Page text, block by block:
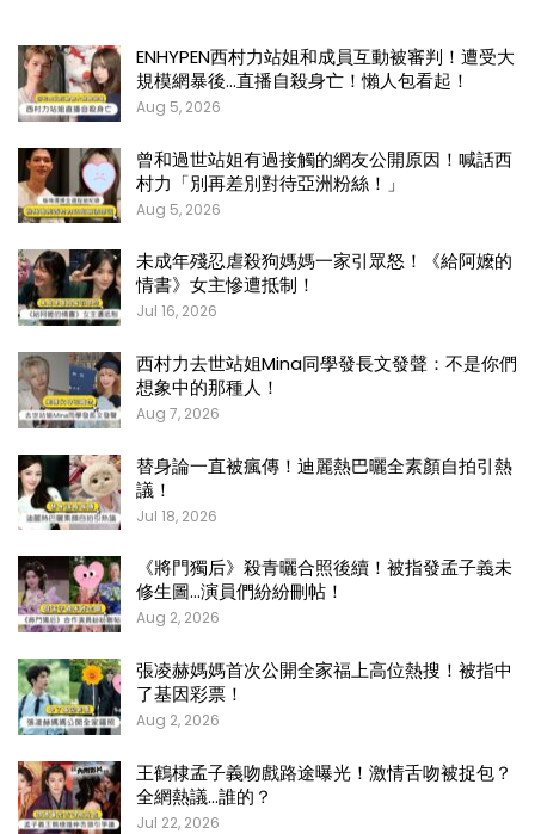
ENHYPEN西村力站姐和成員互動被審判！遭受大
規模網暴後…直播自殺身亡！懶人包看起！
Aug 5, 2026
曾和過世站姐有過接觸的網友公開原因！喊話西
村力「別再差別對待亞洲粉絲！」
Aug 5, 2026
未成年殘忍虐殺狗媽媽一家引眾怒！《給阿嬤的
情書》女主慘遭抵制！
Jul 16, 2026
西村力去世站姐Mina同學發長文發聲：不是你們
想象中的那種人！
Aug 7, 2026
替身論一直被瘋傳！迪麗熱巴曬全素顏自拍引熱
議！
Jul 18, 2026
《將門獨后》殺青曬合照後續！被指發孟子義未
修生圖…演員們紛紛刪帖！
Aug 2, 2026
張凌赫媽媽首次公開全家福上高位熱搜！被指中
了基因彩票！
Aug 2, 2026
王鶴棣孟子義吻戲路途曝光！激情舌吻被捉包？
全網熱議…誰的？
Jul 22, 2026